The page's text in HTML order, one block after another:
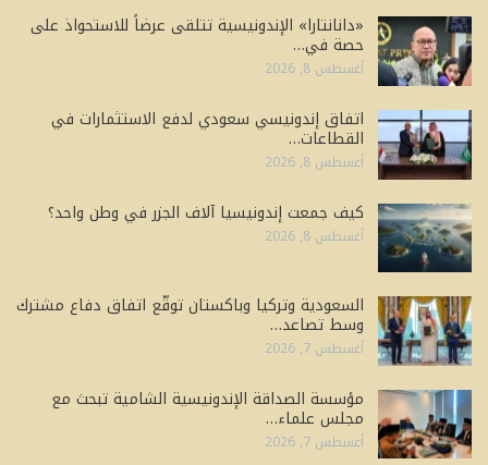
«دانانتارا» الإندونيسية تتلقى عرضاً للاستحواذ على
حصة في…
أغسطس 8, 2026
اتفاق إندونيسي سعودي لدفع الاستثمارات في
القطاعات…
أغسطس 8, 2026
كيف جمعت إندونيسيا آلاف الجزر في وطن واحد؟
أغسطس 8, 2026
السعودية وتركيا وباكستان توقّع اتفاق دفاع مشترك
وسط تصاعد…
أغسطس 7, 2026
مؤسسة الصداقة الإندونيسية الشامية تبحث مع
مجلس علماء…
أغسطس 7, 2026